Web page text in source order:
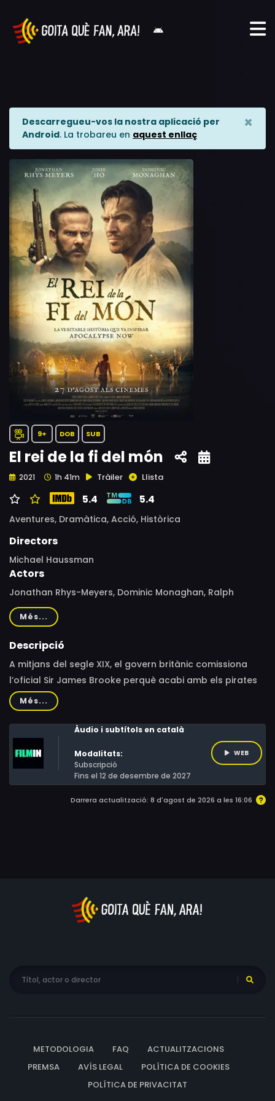
Descarregueu-vos la nostra aplicació per
Android. La trobareu en aquest enllaç
×
9+ DOB SUB
El rei de la fi del món
2021 1h 41m Tràiler Llista
5.4 5.4
Aventures, Dramàtica, Acció, Històrica
Directors
Michael Haussman
Actors
Jonathan Rhys-Meyers, Dominic Monaghan, Ralph
Ineson, Hannah New, Josie Ho, Bront Palarae, Atiqah
Hasiholan, Wan Hanafi, Jonathan Rhys Meyers, Shaheizy
Sam, Rahim Razali, Yusuf Mahardika, Samo Rafael
Més...
Descripció
A mitjans del segle XIX, el govern britànic comissiona
l’oficial Sir James Brooke perquè acabi amb els pirates
que es troben a les costes de Malàisia. Però Brooke va
més enllà i atresora tal poder que el govern britànic
comença a tenir-ne por: han creat un poderós enemic?
Més...
Àudio i subtítols en català
Modalitats:
Subscripció
Fins el 12 de desembre de 2027
WEB
Darrera actualització: 8 d'agost de 2026 a les 16:06
METODOLOGIA FAQ
ACTUALITZACIONS
PREMSA
AVÍS LEGAL
POLÍTICA DE COOKIES
POLÍTICA DE PRIVACITAT